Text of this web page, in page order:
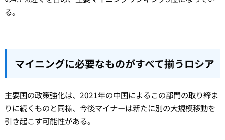
る。
マイニングに必要なものがすべて揃うロシア
主要国の政策強化は、2021年の中国によるこの部門の取り締ま
りに続くものと同様、今後マイナーは新たに別の大規模移動を
引き起こす可能性がある。